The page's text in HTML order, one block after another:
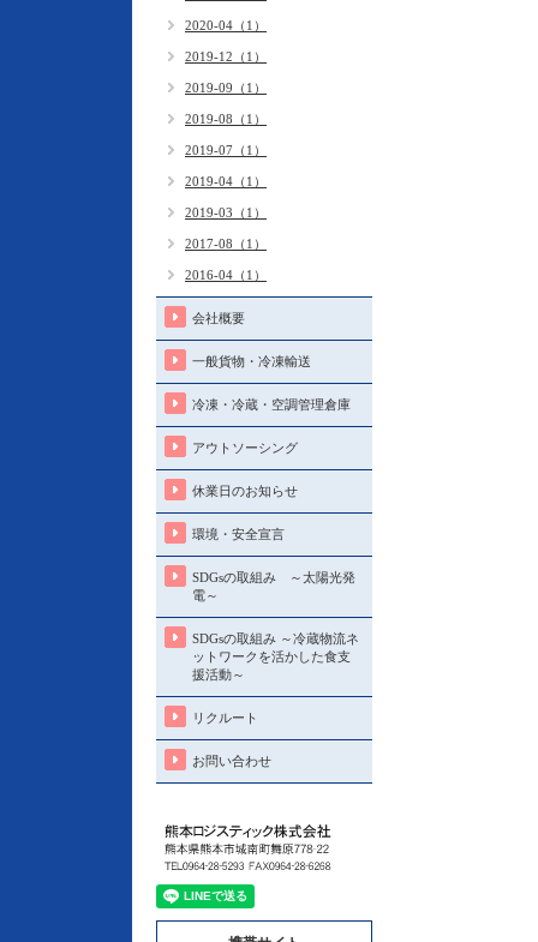
2020-04（1）
2019-12（1）
2019-09（1）
2019-08（1）
2019-07（1）
2019-04（1）
2019-03（1）
2017-08（1）
2016-04（1）
会社概要
一般貨物・冷凍輸送
冷凍・冷蔵・空調管理倉庫
アウトソーシング
休業日のお知らせ
環境・安全宣言
SDGsの取組み ～太陽光発
電～
SDGsの取組み ～冷蔵物流ネ
ットワークを活かした食支
援活動～
リクルート
お問い合わせ